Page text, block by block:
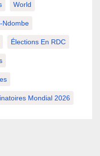
World
Ndombe
Élections En RDC
Mondial 2026